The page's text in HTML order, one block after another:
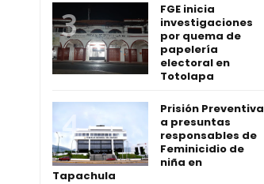
FGE inicia
investigaciones
por quema de
papelería
electoral en
Totolapa
Prisión Preventiva
a presuntas
responsables de
Feminicidio de
niña en
Tapachula